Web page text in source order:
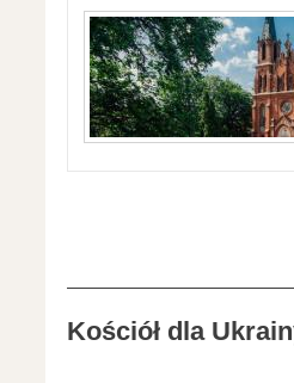
Kościół dla